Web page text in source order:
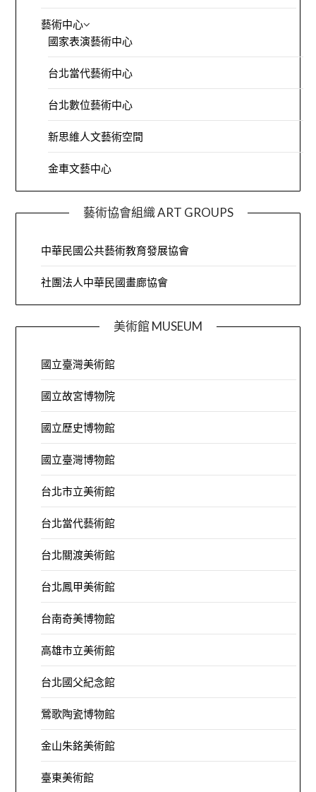
藝術中心
國家表演藝術中心
台北當代藝術中心
台北數位藝術中心
新思維人文藝術空間
金車文藝中心
藝術協會組織 ART GROUPS
中華民國公共藝術教育發展協會
社團法人中華民國畫廊協會
美術館 MUSEUM
國立臺灣美術館
國立故宮博物院
國立歷史博物館
國立臺灣博物館
台北市立美術館
台北當代藝術館
台北關渡美術館
台北鳳甲美術館
台南奇美博物館
高雄市立美術館
台北國父紀念館
鶯歌陶瓷博物館
金山朱銘美術館
臺東美術館